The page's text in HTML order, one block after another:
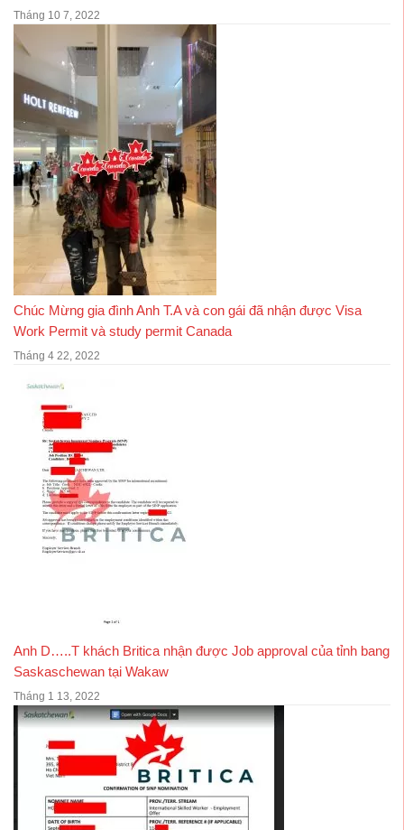
Tháng 10 7, 2022
Chúc Mừng gia đình Anh T.A và con gái đã nhận được Visa
Work Permit và study permit Canada
Tháng 4 22, 2022
Anh D…..T khách Britica nhận được Job approval của tỉnh bang
Saskaschewan tại Wakaw
Tháng 1 13, 2022